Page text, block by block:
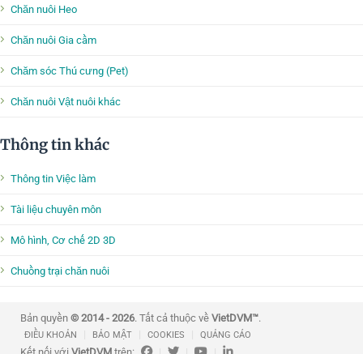
Chăn nuôi Heo
Chăn nuôi Gia cầm
Chăm sóc Thú cưng (Pet)
Chăn nuôi Vật nuôi khác
Thông tin khác
Thông tin Việc làm
Tài liệu chuyên môn
Mô hình, Cơ chế 2D 3D
Chuồng trại chăn nuôi
Bản quyền © 2014 - 2026. Tất cả thuộc về VietDVM™.
ĐIỀU KHOẢN BẢO MẬT COOKIES QUẢNG CÁO